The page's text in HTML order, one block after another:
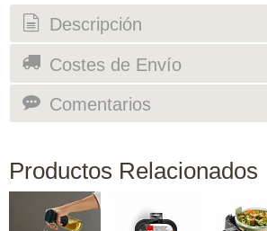
Descripción
Costes de Envío
Comentarios
Productos Relacionados